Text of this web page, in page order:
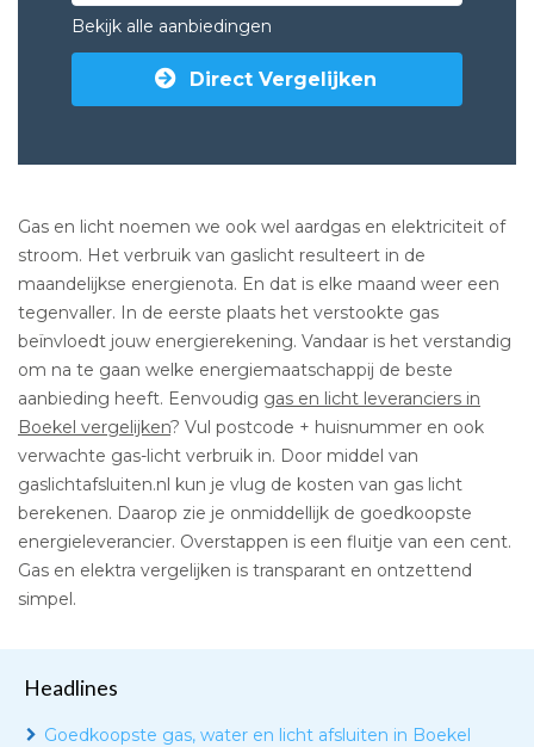
Bekijk alle aanbiedingen
Direct Vergelijken
Gas en licht noemen we ook wel aardgas en elektriciteit of
stroom. Het verbruik van gaslicht resulteert in de
maandelijkse energienota. En dat is elke maand weer een
tegenvaller. In de eerste plaats het verstookte gas
beïnvloedt jouw energierekening. Vandaar is het verstandig
om na te gaan welke energiemaatschappij de beste
aanbieding heeft. Eenvoudig gas en licht leveranciers in
Boekel vergelijken? Vul postcode + huisnummer en ook
verwachte gas-licht verbruik in. Door middel van
gaslichtafsluiten.nl kun je vlug de kosten van gas licht
berekenen. Daarop zie je onmiddellijk de goedkoopste
energieleverancier. Overstappen is een fluitje van een cent.
Gas en elektra vergelijken is transparant en ontzettend
simpel.
Headlines
Goedkoopste gas, water en licht afsluiten in Boekel